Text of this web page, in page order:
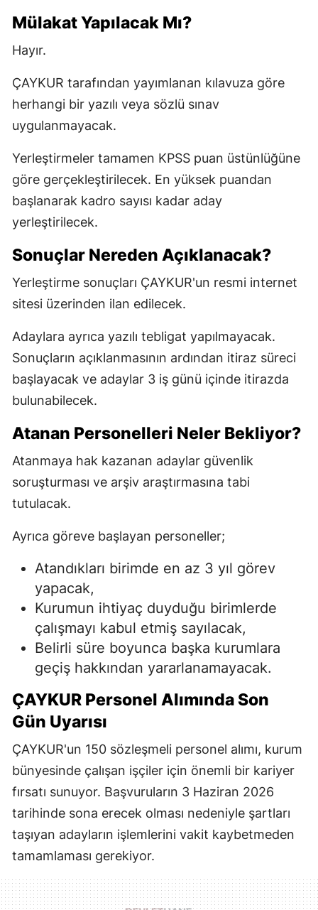
Mülakat Yapılacak Mı?
Hayır.
ÇAYKUR tarafından yayımlanan kılavuza göre
herhangi bir yazılı veya sözlü sınav
uygulanmayacak.
Yerleştirmeler tamamen KPSS puan üstünlüğüne
göre gerçekleştirilecek. En yüksek puandan
başlanarak kadro sayısı kadar aday
yerleştirilecek.
Sonuçlar Nereden Açıklanacak?
Yerleştirme sonuçları ÇAYKUR'un resmi internet
sitesi üzerinden ilan edilecek.
Adaylara ayrıca yazılı tebligat yapılmayacak.
Sonuçların açıklanmasının ardından itiraz süreci
başlayacak ve adaylar 3 iş günü içinde itirazda
bulunabilecek.
Atanan Personelleri Neler Bekliyor?
Atanmaya hak kazanan adaylar güvenlik
soruşturması ve arşiv araştırmasına tabi
tutulacak.
Ayrıca göreve başlayan personeller;
Atandıkları birimde en az 3 yıl görev
yapacak,
Kurumun ihtiyaç duyduğu birimlerde
çalışmayı kabul etmiş sayılacak,
Belirli süre boyunca başka kurumlara
geçiş hakkından yararlanamayacak.
ÇAYKUR Personel Alımında Son
Gün Uyarısı
ÇAYKUR'un 150 sözleşmeli personel alımı, kurum
bünyesinde çalışan işçiler için önemli bir kariyer
fırsatı sunuyor. Başvuruların 3 Haziran 2026
tarihinde sona erecek olması nedeniyle şartları
taşıyan adayların işlemlerini vakit kaybetmeden
tamamlaması gerekiyor.